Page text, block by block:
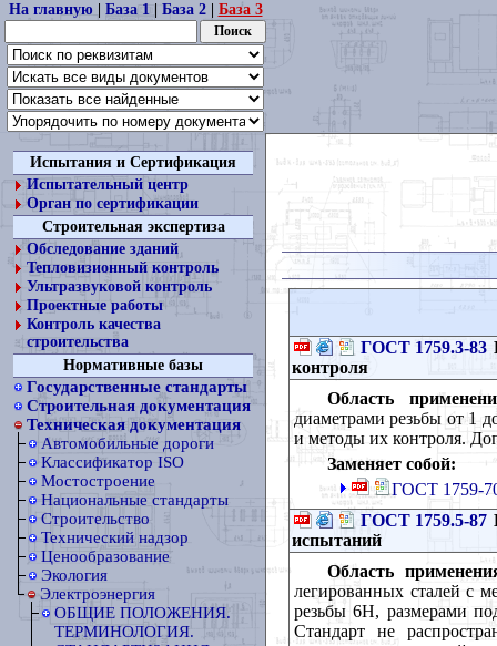
На главную| База 1| База 2| База 3
Испытания и Сертификация
Испытательный центр
Орган по сертификации
Строительная экспертиза
Обследование зданий
Тепловизионный контроль
Ультразвуковой контроль
Проектные работы
Контроль качества
строительства
Нормативные базы
Государственные стандарты
Строительная документация
Техническая документация
Автомобильные дороги
Классификатор ISO
Мостостроение
Национальные стандарты
Строительство
Технический надзор
Ценообразование
Экология
Электроэнергия
ОБЩИЕ ПОЛОЖЕНИЯ.
ТЕРМИНОЛОГИЯ.
ГОСТ 1759.3-83
контроля
Область
диаметрами резьбы от 1
и методы их контроля.
Заменяет собой:
ГОСТ 1759-
ГОСТ 1759.5-87
испытаний
Область
легированных сталей с
резьбы 6Н, размерами
Стандарт не